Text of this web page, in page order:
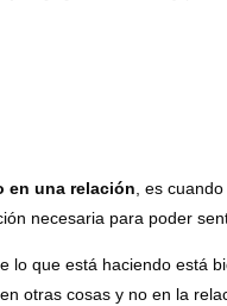
en una relación , es
necesaria para poder
que está haciendo
otras cosas y no en la